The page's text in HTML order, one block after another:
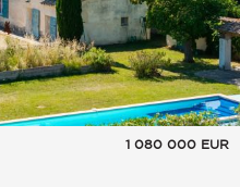
1 080 000 EUR